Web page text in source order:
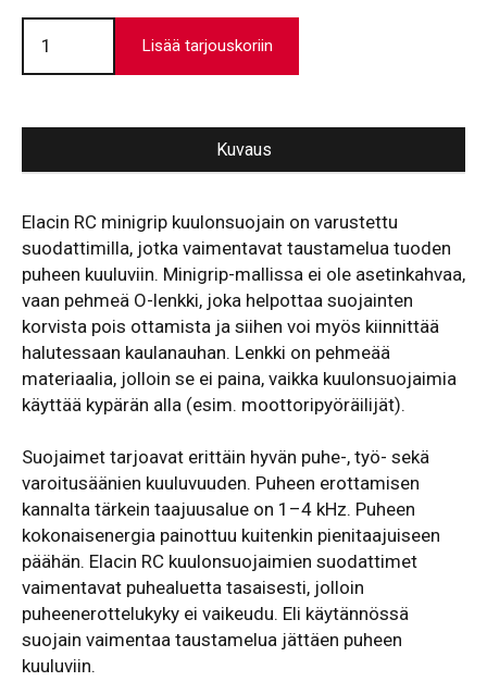
Elacin
Minigrip
määrä
Lisää tarjouskoriin
Kuvaus
Elacin RC minigrip kuulonsuojain on varustettu
suodattimilla, jotka vaimentavat taustamelua tuoden
puheen kuuluviin. Minigrip-mallissa ei ole asetinkahvaa,
vaan pehmeä O-lenkki, joka helpottaa suojainten
korvista pois ottamista ja siihen voi myös kiinnittää
halutessaan kaulanauhan. Lenkki on pehmeää
materiaalia, jolloin se ei paina, vaikka kuulonsuojaimia
käyttää kypärän alla (esim. moottoripyöräilijät).
Suojaimet tarjoavat erittäin hyvän puhe-, työ- sekä
varoitusäänien kuuluvuuden. Puheen erottamisen
kannalta tärkein taajuusalue on 1–4 kHz. Puheen
kokonaisenergia painottuu kuitenkin pienitaajuiseen
päähän. Elacin RC kuulonsuojaimien suodattimet
vaimentavat puhealuetta tasaisesti, jolloin
puheenerottelukyky ei vaikeudu. Eli käytännössä
suojain vaimentaa taustamelua jättäen puheen
kuuluviin.